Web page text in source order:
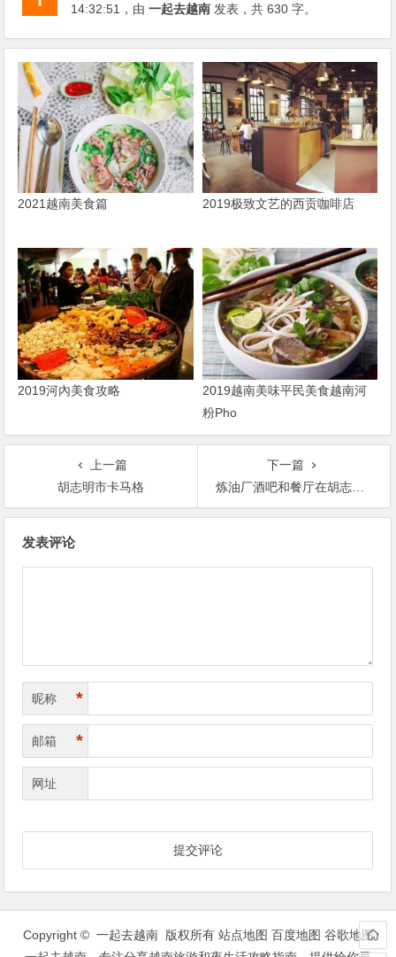
14:32:51 ，由一起去越南 发表，共 630 字。
2021越南美食篇 2019极致文艺的西贡咖啡店
2019河內美食攻略
2019越南美味平民美食越南河
粉Pho
上一篇
胡志明市卡马格
下一篇
炼油厂酒吧和餐厅在胡志明市
发表评论
昵称 *
邮箱 *
网址
Copyright © 一起去越南 版权所有 站点地图 百度地图 谷歌地图